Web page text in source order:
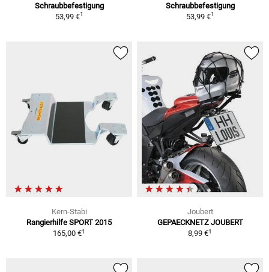
Schraubbefestigung
53,99 €1
Schraubbefestigung
53,99 €1
Kern-Stabi
Rangierhilfe SPORT 2015
165,00 €1
Joubert
GEPAECKNETZ JOUBERT
8,99 €1